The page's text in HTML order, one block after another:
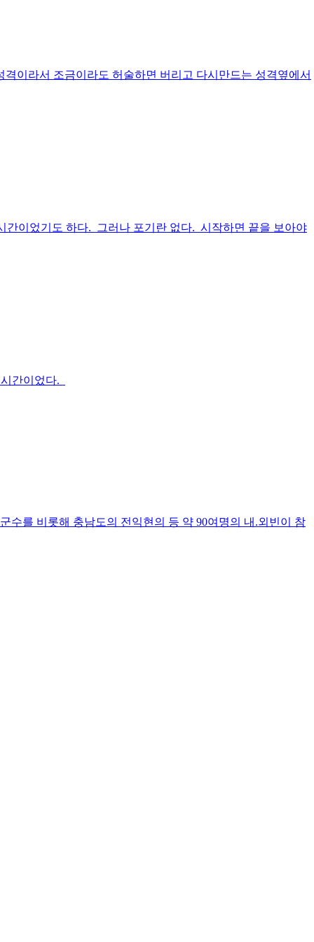
이라서 조금이라도 허술하면 버리고 다시만드는 성격옆에서
간이었기도 하다. 그러나 포기란 없다. 시작하면 끝을 보아야
간이었다.
수를 비롯해 충남도의 전익현의 등 약 90여명의 내.외빈이 참